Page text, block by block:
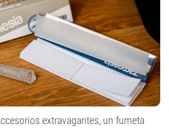
extravagantes, un fumeta